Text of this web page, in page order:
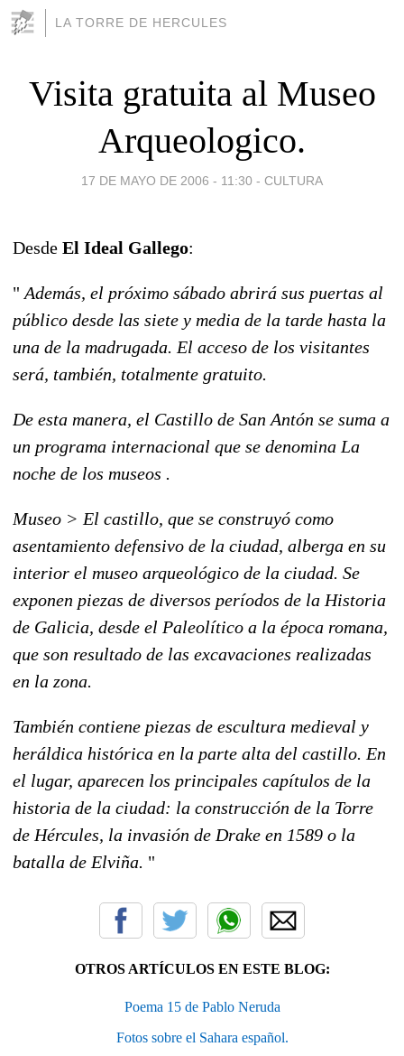
LA TORRE DE HERCULES
Visita gratuita al Museo
Arqueologico.
17 DE MAYO DE 2006 - 11:30 - CULTURA
Desde El Ideal Gallego:
" Además, el próximo sábado abrirá sus puertas al
público desde las siete y media de la tarde hasta la
una de la madrugada. El acceso de los visitantes
será, también, totalmente gratuito.
De esta manera, el Castillo de San Antón se suma a
un programa internacional que se denomina La
noche de los museos .
Museo > El castillo, que se construyó como
asentamiento defensivo de la ciudad, alberga en su
interior el museo arqueológico de la ciudad. Se
exponen piezas de diversos períodos de la Historia
de Galicia, desde el Paleolítico a la época romana,
que son resultado de las excavaciones realizadas
en la zona.
También contiene piezas de escultura medieval y
heráldica histórica en la parte alta del castillo. En
el lugar, aparecen los principales capítulos de la
historia de la ciudad: la construcción de la Torre
de Hércules, la invasión de Drake en 1589 o la
batalla de Elviña. "
OTROS ARTÍCULOS EN ESTE BLOG:
Poema 15 de Pablo Neruda
Fotos sobre el Sahara español.